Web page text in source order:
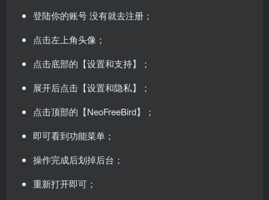
登陆你的账号 没有就去注册；
点击左上角头像；
点击底部的【设置和支持】；
展开后点击【设置和隐私】；
点击顶部的【NeoFreeBird】；
即可看到功能菜单；
操作完成后划掉后台；
重新打开即可；